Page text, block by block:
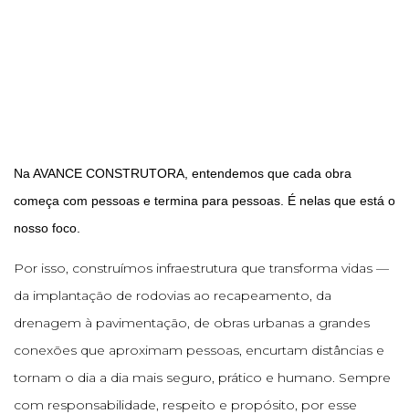
Na AVANCE CONSTRUTORA, entendemos que cada obra
começa com pessoas e termina para pessoas. É nelas que está o
nosso foco.
Por isso, construímos infraestrutura que transforma vidas —
da implantação de rodovias ao recapeamento, da
drenagem à pavimentação, de obras urbanas a grandes
conexões que aproximam pessoas, encurtam distâncias e
tornam o dia a dia mais seguro, prático e humano. Sempre
com responsabilidade, respeito e propósito, por esse